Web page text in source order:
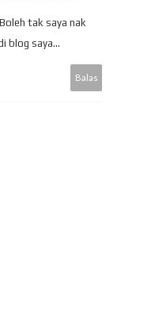
tak saya nak
blog saya...
Balas